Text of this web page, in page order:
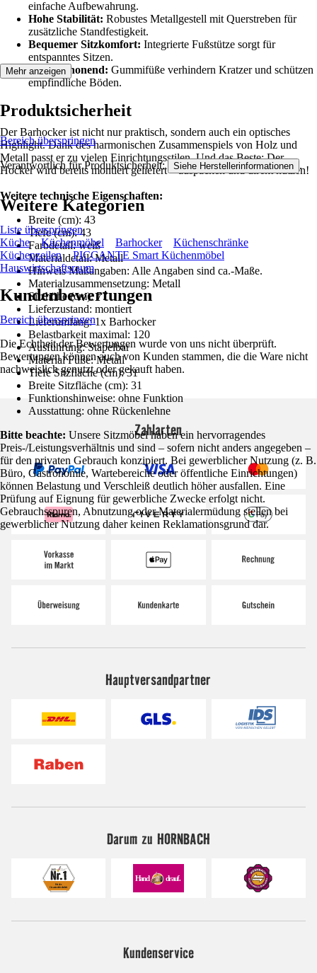
einfache Aufbewahrung.
Hohe Stabilität: Robustes Metallgestell mit Querstreben für
zusätzliche Standfestigkeit.
Bequemer Sitzkomfort: Integrierte Fußstütze sorgt für
entspanntes Sitzen.
Bodenschonend: Gummifüße verhindern Kratzer und schützen
empfindliche Böden.
Der Barhocker ist nicht nur praktisch, sondern auch ein optisches
Highlight. Dank des harmonischen Zusammenspiels von Holz und
Metall passt er zu vielen Einrichtungsstilen. Und das Beste: Der
Hocker wird bereits montiert geliefert – auspacken und direkt nutzen!
Weitere technische Eigenschaften:
Breite (cm): 43
Tiefe (cm): 43
Farbdetail: weiß
Materialdetail: Metall
Hinweis Maßangaben: Alle Angaben sind ca.-Maße.
Materialzusammensetzung: Metall
Sitzhöhe (cm): 77
Lieferzustand: montiert
Lieferumfang: 1x Barhocker
Belastbarkeit maximal: 120
Ausführung: Stapelbar
Material Füße: Metall
Tiefe Sitzfläche (cm): 31
Breite Sitzfläche (cm): 31
Funktionshinweise: ohne Funktion
Ausstattung: ohne Rückenlehne
Bitte beachte: Unsere Sitzmöbel haben ein hervorragendes
Preis-/Leistungsverhältnis und sind – sofern nicht anders angegeben –
für den privaten Gebrauch konzipiert. Bei gewerblicher Nutzung (z. B.
Büro, Gastronomie, Wartebereiche oder öffentliche Einrichtungen)
können Belastung und Verschleiß deutlich höher ausfallen. Eine
Prüfung auf Eignung für gewerbliche Zwecke erfolgt nicht.
Gebrauchsspuren, Abnutzung oder Materialermüdung stellen bei
gewerblicher Nutzung daher keinen Reklamationsgrund dar.
Mehr anzeigen
Produktsicherheit
Bereich überspringen
Verantwortlich für Produktsicherheit: Siehe Herstellerinformationen .
Weitere Kategorien
Liste überspringen
Küche
Küchenmöbel Barhocker
Küchenschränke
Küchenzeilen
PICCANTE Smart Küchenmöbel
Hauswirtschaftsraum
Kundenbewertungen
Bereich überspringen
Die Echtheit der Bewertungen wurde von uns nicht überprüft.
Bewertungen können auch von Kunden stammen, die die Ware nicht
nachweislich genutzt oder gekauft haben.
Zahlarten
Hauptversandpartner
Darum zu HORNBACH
Kundenservice